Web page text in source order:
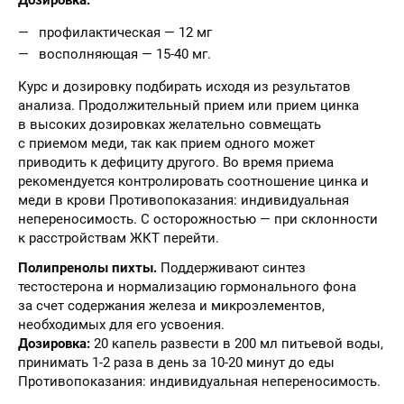
профилактическая — 12 мг
восполняющая — 15-40 мг.
Курс и дозировку подбирать исходя из результатов
анализа. Продолжительный прием или прием цинка
в высоких дозировках желательно совмещать
с приемом меди, так как прием одного может
приводить к дефициту другого. Во время приема
рекомендуется контролировать соотношение цинка и
меди в крови Противопоказания: индивидуальная
непереносимость. С осторожностью — при склонности
к расстройствам ЖКТ перейти.
Полипренолы пихты. Поддерживают синтез
тестостерона и нормализацию гормонального фона
за счет содержания железа и микроэлементов,
необходимых для его усвоения.
Дозировка: 20 капель развести в 200 мл питьевой воды,
принимать 1-2 раза в день за 10-20 минут до еды
Противопоказания: индивидуальная непереносимость.